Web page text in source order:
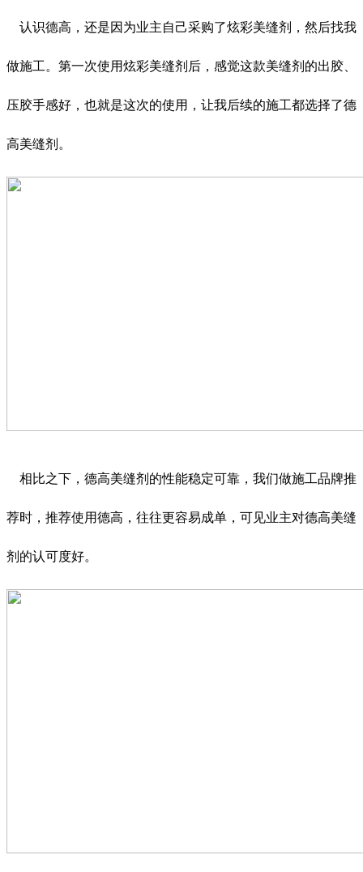
认识德高，还是因为业主自己采购了炫彩美缝剂，然后找我
做施工。第一次使用炫彩美缝剂后，感觉这款美缝剂的出胶、
压胶手感好，也就是这次的使用，让我后续的施工都选择了德
高美缝剂。
相比之下，德高美缝剂的性能稳定可靠，我们做施工品牌推
荐时，推荐使用德高，往往更容易成单，可见业主对德高美缝
剂的认可度好。